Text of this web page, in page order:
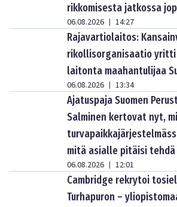
rikkomisesta jatkossa
06.08.2026 | 14:27
Rajavartiolaitos:
rikollisorganisaatio
laitonta maahantulijaa
06.08.2026 | 13:34
Ajatuspaja Suomen
Salminen kertovat nyt,
mitä asialle pitäisi tehdä
06.08.2026 | 12:01
Cambridge rekrytoi
Turhapuron –